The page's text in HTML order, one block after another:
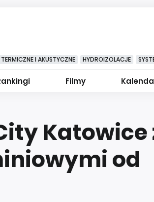
I AKUSTYCZNE HYDROIZOLACJE
Filmy
Katowice
od